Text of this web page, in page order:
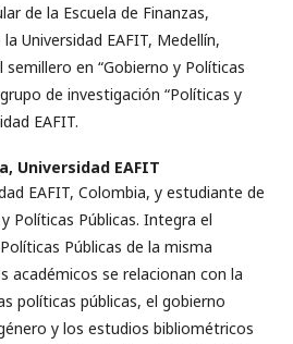
de la Escuela de Finanzas,
Universidad EAFIT, Medellín,
en “Gobierno y Políticas
de investigación “Políticas y
EAFIT.
Universidad EAFIT
EAFIT, Colombia, y estudiante de
Políticas Públicas. Integra el
Públicas de la misma
académicos se relacionan con la
políticas públicas, el gobierno
y los estudios bibliométricos